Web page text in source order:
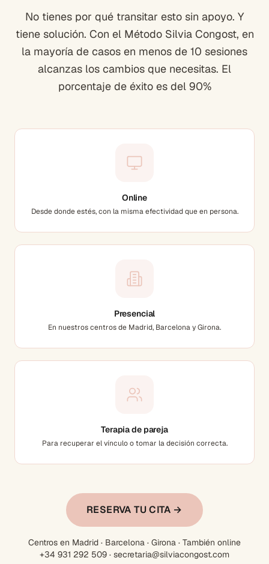
No tienes por qué transitar esto sin apoyo. Y
tiene solución. Con el Método Silvia Congost, en
la mayoría de casos en menos de 10 sesiones
alcanzas los cambios que necesitas. El
porcentaje de éxito es del 90%
Online
Desde donde estés, con la misma efectividad que en persona.
Presencial
En nuestros centros de Madrid, Barcelona y Girona.
Terapia de pareja
Para recuperar el vínculo o tomar la decisión correcta.
RESERVA TU CITA →
Centros en Madrid · Barcelona · Girona · También online
+34 931 292 509 · secretaria@silviacongost.com